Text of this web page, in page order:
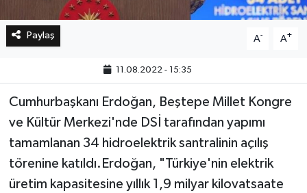
Paylaş A- A+
11.08.2022 - 15:35
Cumhurbaşkanı Erdoğan, Beştepe Millet Kongre
ve Kültür Merkezi'nde DSİ tarafından yapımı
tamamlanan 34 hidroelektrik santralinin açılış
törenine katıldı.Erdoğan, "Türkiye'nin elektrik
üretim kapasitesine yıllık 1,9 milyar kilovatsaate